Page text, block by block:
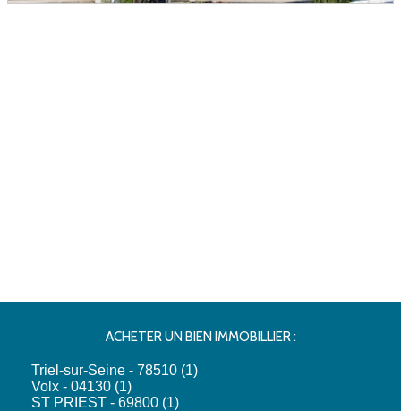
ACHETER UN BIEN IMMOBILLIER :
Triel-sur-Seine - 78510 (1)
Volx - 04130 (1)
ST PRIEST - 69800 (1)